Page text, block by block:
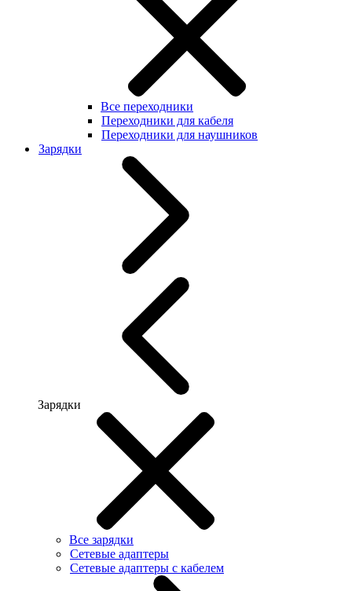
Все переходники
Переходники для кабеля
Переходники для наушников
Зарядки
Зарядки
Все зарядки
Сетевые адаптеры
Сетевые адаптеры с кабелем